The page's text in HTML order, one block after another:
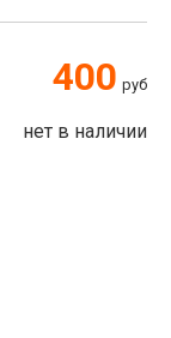
400 руб
нет в наличии